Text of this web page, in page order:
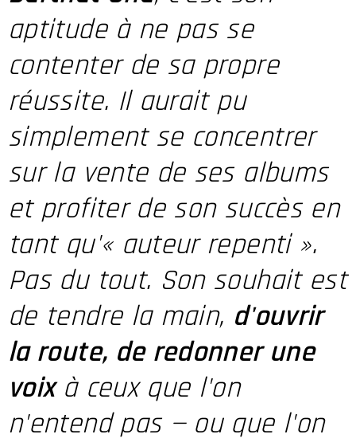
aptitude à ne pas se
contenter de sa propre
réussite. Il aurait pu
simplement se concentrer
sur la vente de ses albums
et profiter de son succès en
tant qu'« auteur repenti ».
Pas du tout. Son souhait est
de tendre la main, d'ouvrir
la route, de redonner une
voix à ceux que l'on
n'entend pas — ou que l'on